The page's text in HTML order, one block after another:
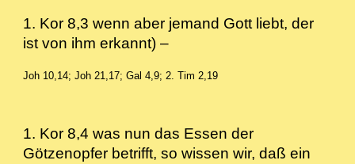
1. Kor 8,3 wenn aber jemand Gott liebt, der
ist von ihm erkannt) –
Joh 10,14; Joh 21,17; Gal 4,9; 2. Tim 2,19
1. Kor 8,4 was nun das Essen der
Götzenopfer betrifft, so wissen wir, daß ein